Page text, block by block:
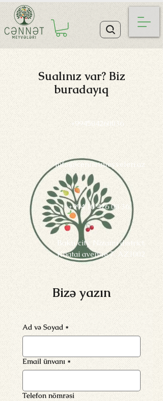
Sualınız var? Biz
buradayıq
+994504260036
info@cennetmeyveleri.az
+994 10 426 00 36
Baku city, Nizami district,
Khatai avenue 7, AZ1002
Bizə yazın
Ad və Soyad *
Email ünvanı *
Telefon nömrəsi